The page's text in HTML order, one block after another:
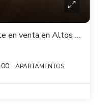
Apartamento Monoambiente en venta en Altos de Rio Negro – Centro Montevideo
APARTAMENTOS